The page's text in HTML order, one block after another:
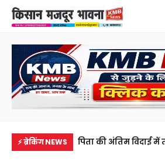
⚡ ब्रेकिंग NEWS
की चपेट में आने
पिता की अंतिम विदाई